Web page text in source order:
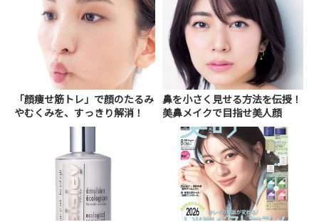
「顔痩せ筋トレ」で顔のたるみ
やむくみを、すっきり解消！
鼻を小さく見せる方法を伝授！
美鼻メイクで目指せ美人顔